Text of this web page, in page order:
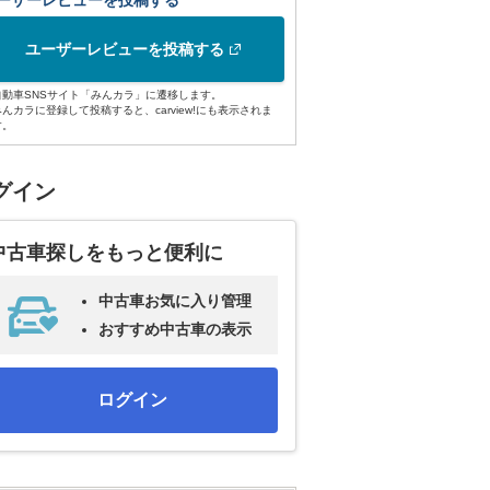
ユーザーレビューを投稿する
車SNSサイト「みんカラ」に遷移します。
んカラに登録して投稿すると、carview!にも表示されま
イン
古車探しをもっと便利に
中古車お気に入り管理
おすすめ中古車の表示
ログイン